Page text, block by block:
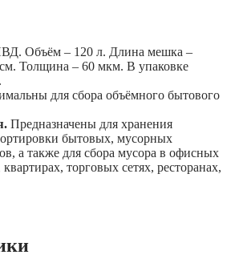
Объём – 120 л. Длина мешка –
Толщина – 60 мкм. В упаковке
для сбора объёмного бытового
Предназначены для хранения
бытовых, мусорных
а также для сбора мусора в офисных
торговых сетях, ресторанах,